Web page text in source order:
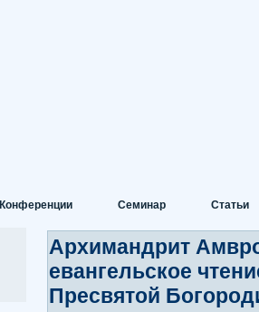
Конференции Семинар Статьи
Архимандрит
евангельское
Пресвятой